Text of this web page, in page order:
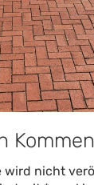
wird nicht